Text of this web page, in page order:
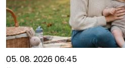
05. 08. 2026 06:45